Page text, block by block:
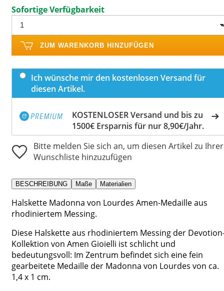
Sofortige Verfügbarkeit
ZUM WARENKORB HINZUFÜGEN
Ich wünsche mir den kostenlosen Versand für
diesen Artikel.
KOSTENLOSER Versand und bis zu
1500€ Ersparnis für nur 8,90€/Jahr.
Bitte melden Sie sich an, um diesen Artikel zu Ihrer
Wunschliste hinzuzufügen
BESCHREIBUNG Maße Materialien
Halskette Madonna von Lourdes Amen-Medaille aus
rhodiniertem Messing.
Diese Halskette aus rhodiniertem Messing der
Kollektion von Amen Gioielli ist schlicht und
bedeutungsvoll: Im Zentrum befindet sich eine fein
gearbeitete Medaille der Madonna von Lourdes von ca.
1,4 x 1 cm.